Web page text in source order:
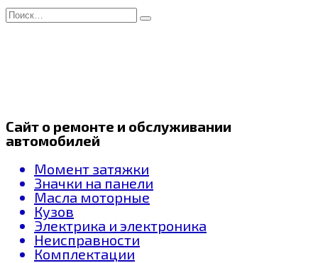
Перейти
к
Search
for:
Сайт о ремонте и обслуживании
автомобилей
Момент затяжки
Значки на панели
Масла моторные
Кузов
Электрика и электроника
Неисправности
Комплектации